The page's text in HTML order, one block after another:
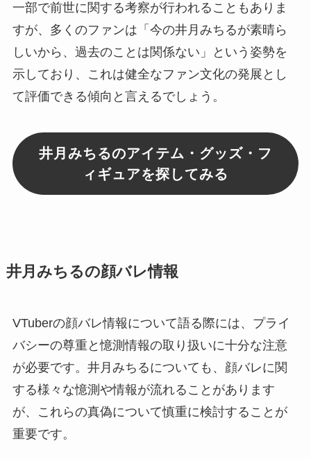
一部で前世に関する考察が行われることもありま
すが、多くのファンは「今の井月みちるが素晴ら
しいから、過去のことは関係ない」という姿勢を
示しており、これは健全なファン文化の発展とし
て評価できる傾向と言えるでしょう。
井月みちるのアイテム・グッズ・フ
ィギュアを探してみる
井月みちるの顔バレ情報
VTuberの顔バレ情報について語る際には、プライ
バシーの尊重と憶測情報の取り扱いに十分な注意
が必要です。井月みちるについても、顔バレに関
する様々な憶測や情報が流れることがあります
が、これらの真偽について慎重に検討することが
重要です。